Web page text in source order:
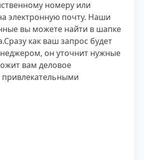
номеру или
электронную почту. Наши
вы можете найти в шапке
как ваш запрос будет
он уточнит нужные
вам деловое